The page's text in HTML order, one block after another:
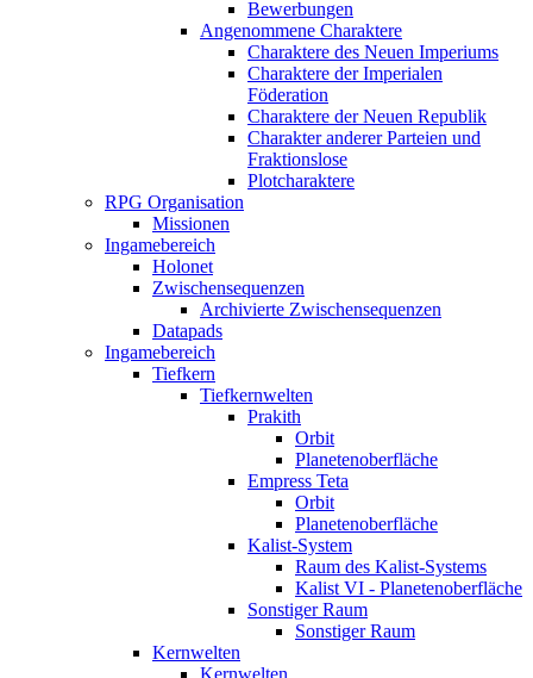
Bewerbungen
Angenommene Charaktere
Charaktere des Neuen Imperiums
Charaktere der Imperialen
Föderation
Charaktere der Neuen Republik
Charakter anderer Parteien und
Fraktionslose
Plotcharaktere
RPG Organisation
Missionen
Ingamebereich
Holonet
Zwischensequenzen
Archivierte Zwischensequenzen
Datapads
Ingamebereich
Tiefkern
Tiefkernwelten
Prakith
Orbit
Planetenoberfläche
Empress Teta
Orbit
Planetenoberfläche
Kalist-System
Raum des Kalist-Systems
Kalist VI - Planetenoberfläche
Sonstiger Raum
Sonstiger Raum
Kernwelten
Kernwelten